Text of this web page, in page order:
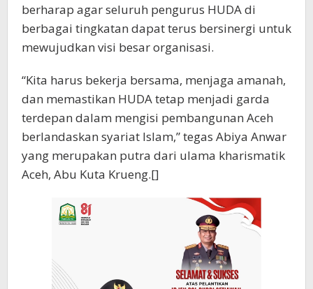
berharap agar seluruh pengurus HUDA di
berbagai tingkatan dapat terus bersinergi untuk
mewujudkan visi besar organisasi.
“Kita harus bekerja bersama, menjaga amanah,
dan memastikan HUDA tetap menjadi garda
terdepan dalam mengisi pembangunan Aceh
berlandaskan syariat Islam,” tegas Abiya Anwar
yang merupakan putra dari ulama kharismatik
Aceh, Abu Kuta Krueng.[]